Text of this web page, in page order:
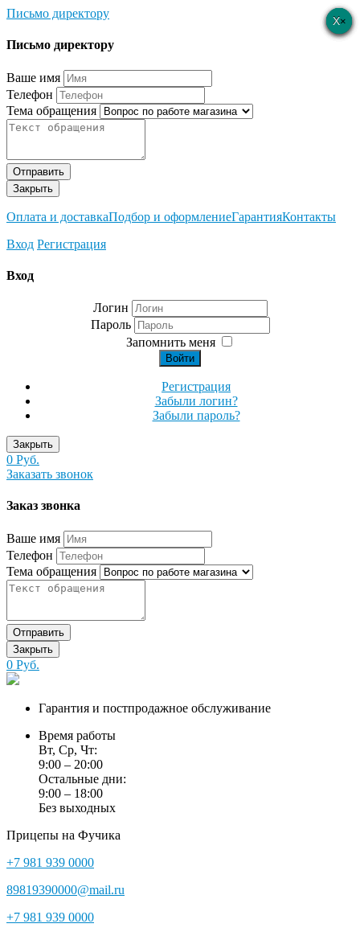
Письмо директору
×
Письмо директору
Ваше имя
Телефон
Тема обращения
Отправить
Закрыть
Оплата и доставкаПодбор и оформлениеГарантияКонтакты
Вход Регистрация
×
Вход
Логин
Пароль
Запомнить меня
Войти
Регистрация
Забыли логин?
Забыли пароль?
Закрыть
0 Руб.
Заказать звонок
×
Заказ звонка
Ваше имя
Телефон
Тема обращения
Отправить
Закрыть
0 Руб.
Гарантия и постпродажное обслуживание
Время работы
Вт, Ср, Чт:
9:00 – 20:00
Остальные дни:
9:00 – 18:00
Без выходных
Прицепы на Фучика
+7 981 939 0000
89819390000@mail.ru
+7 981 939 0000
×
×